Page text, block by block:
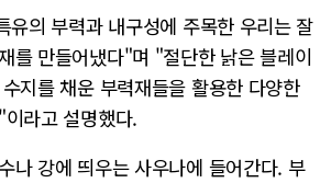
유의 부력과 내구성에 주목한 우리는 잘
를 만들어냈다"며 "절단한 낡은 블레이
지를 채운 부력재들을 활용한 다양한
라고 설명했다.
나 강에 띄우는 사우나에 들어간다. 부